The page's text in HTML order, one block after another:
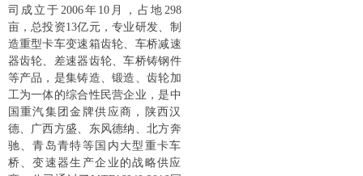
司成立于2006年10月，占地298
亩，总投资13亿元，专业研发、制
造重型卡车变速箱齿轮、车桥减速
器齿轮、差速器齿轮、车桥铸钢件
等产品，是集铸造、锻造、齿轮加
工为一体的综合性民营企业，是中
国重汽集团金牌供应商，陕西汉
德、广西方盛、东风德纳、北方奔
驰、青岛青特等国内大型重卡车
桥、变速器生产企业的战略供应